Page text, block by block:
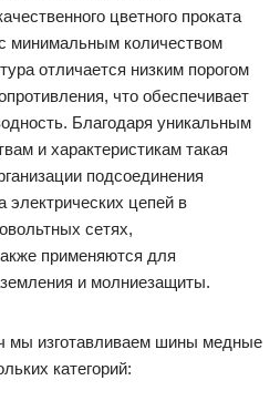
цветного проката
минимальным количеством
отличается низким порогом
что обеспечивает
Благодаря уникальным
и характеристикам такая
подсоединения
электрических цепей в
сетях,
применяются для
и молниезащиты.
мы изготавливаем шины медные
категорий: